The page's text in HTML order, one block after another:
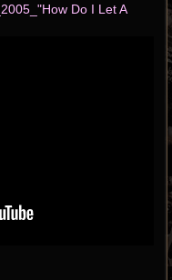
_2005_"How Do I Let A